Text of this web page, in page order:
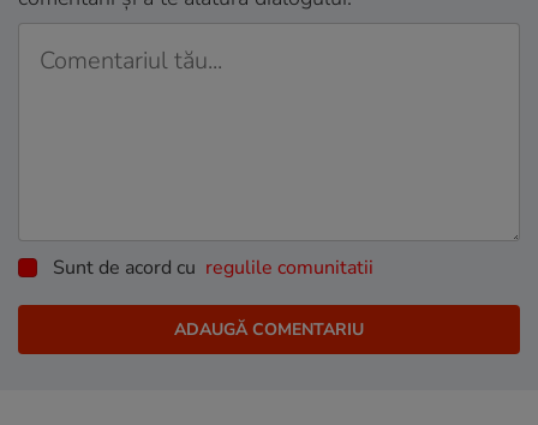
Sunt de acord cu regulile comunitatii